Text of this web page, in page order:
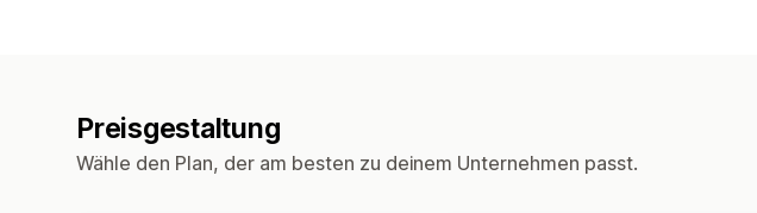
Preisgestaltung
Wähle den Plan, der am besten zu deinem Unternehmen passt.